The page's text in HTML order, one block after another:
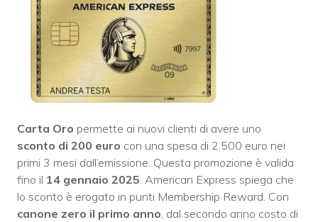
Carta Oro permette ai nuovi clienti di avere uno
sconto di 200 euro con una spesa di 2.500 euro nei
primi 3 mesi dall’emissione. Questa promozione è valida
fino il 14 gennaio 2025 . American Express spiega che
lo sconto è erogato in punti Membership Reward. Con
canone zero il primo anno , dal secondo anno costo di